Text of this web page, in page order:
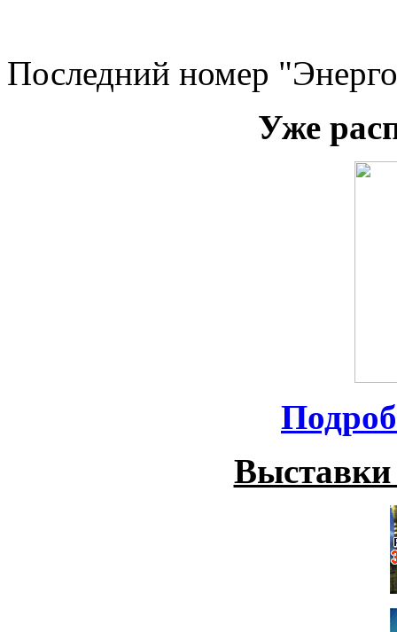
Последний номер
Уже